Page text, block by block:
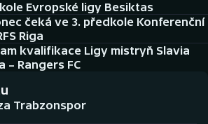
Evropské ligy Besiktas
čeká ve 3. předkole Konferenční
Riga
kvalifikace Ligy mistryň Slavia
– Rangers FC
Trabzonspor